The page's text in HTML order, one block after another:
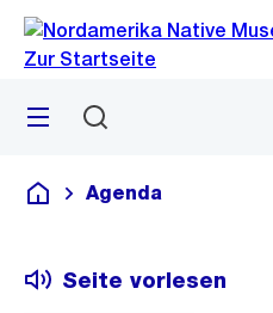
Navigation
Sprunglink
Menü
Deutsch
Agenda
Seite vorlesen